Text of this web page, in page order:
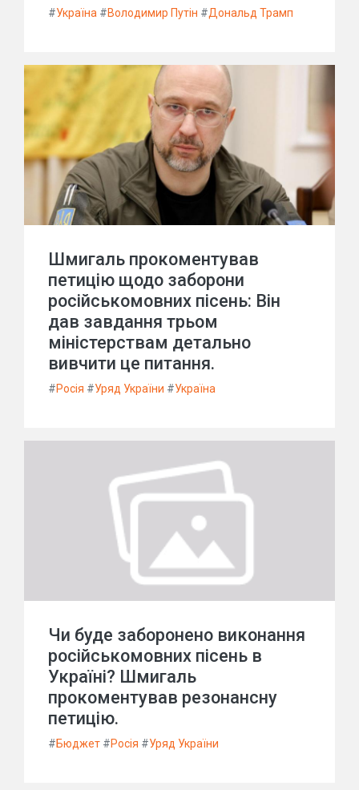
#Україна #Володимир Путін #Дональд Трамп
Шмигаль прокоментував
петицію щодо заборони
російськомовних пісень: Він
дав завдання трьом
міністерствам детально
вивчити це питання.
#Росія #Уряд України #Україна
Чи буде заборонено виконання
російськомовних пісень в
Україні? Шмигаль
прокоментував резонансну
петицію.
#Бюджет #Росія #Уряд України